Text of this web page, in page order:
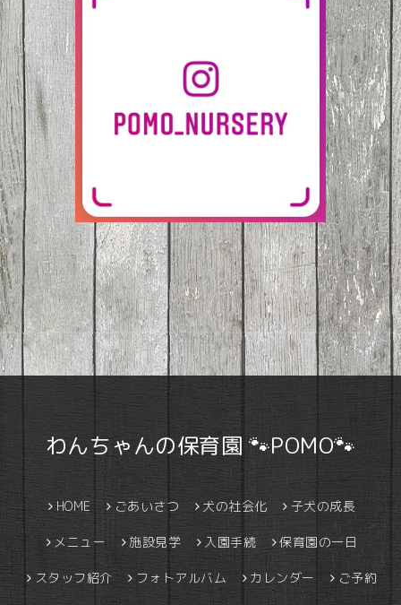
わんちゃんの保育園 🐾POMO🐾
HOME ごあいさつ 犬の社会化 子犬の成長
メニュー 施設見学 入園手続 保育園の一日
スタッフ紹介 フォトアルバム カレンダー ご予約